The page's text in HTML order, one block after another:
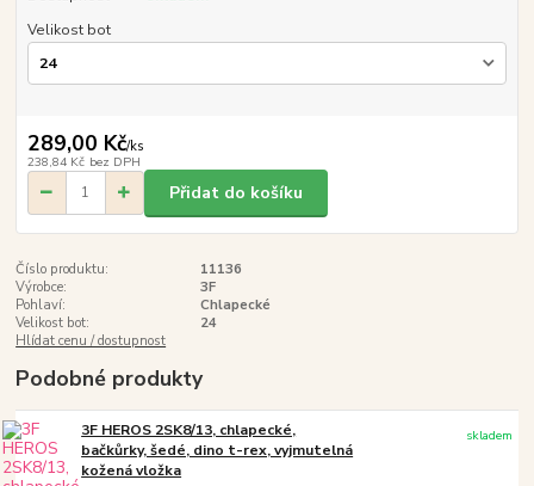
Velikost bot
289,00 Kč/ks
238,84 Kč bez DPH
Přidat do košíku
Číslo produktu:
11136
Výrobce:
3F
Pohlaví:
Chlapecké
Velikost bot:
24
Hlídat cenu / dostupnost
Podobné produkty
3F HEROS 2SK8/13, chlapecké,
bačkůrky, šedé, dino t-rex, vyjmutelná
kožená vložka
skladem